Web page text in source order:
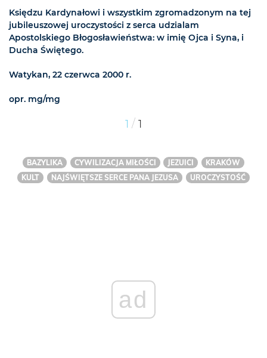
Księdzu Kardynałowi i wszystkim zgromadzonym na tej
jubileuszowej uroczystości z serca udzialam
Apostolskiego Błogosławieństwa: w imię Ojca i Syna, i
Ducha Świętego.
Watykan, 22 czerwca 2000 r.
opr. mg/mg
1 / 1
BAZYLIKA CYWILIZACJA MIŁOŚCI JEZUICI
KRAKÓW
KULT
NAJŚWIĘTSZE SERCE PANA JEZUSA UROCZYSTOŚĆ
ad